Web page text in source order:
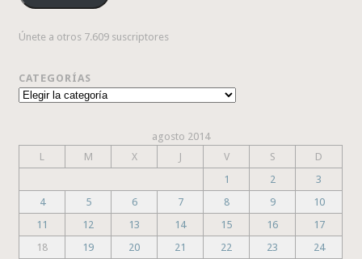
Únete a otros 7.609 suscriptores
CATEGORÍAS
Categorías
agosto 2014
L
M X J V S
D
1
2
3
4
5 6 7 8 9
10
11
12 13 14 15 16
17
18
19 20 21 22 23
24